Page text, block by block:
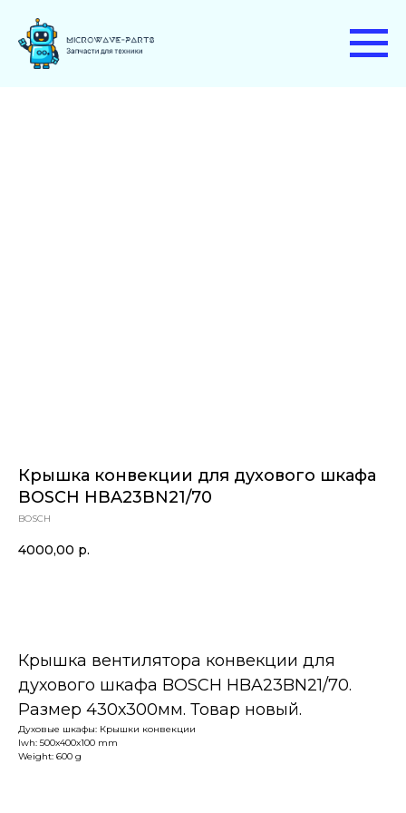
Крышка конвекции для духового шкафа
BOSCH HBA23BN21/70
BOSCH
4000,00 р.
Крышка вентилятора конвекции для
духового шкафа BOSCH HBA23BN21/70.
Размер 430х300мм. Товар новый.
Духовые шкафы: Крышки конвекции
lwh: 500x400x100 mm
Weight: 600 g